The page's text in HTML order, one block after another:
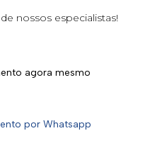
nossos especialistas!
agora mesmo
por Whatsapp